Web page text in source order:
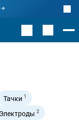
Тачки 1
Электроды 2